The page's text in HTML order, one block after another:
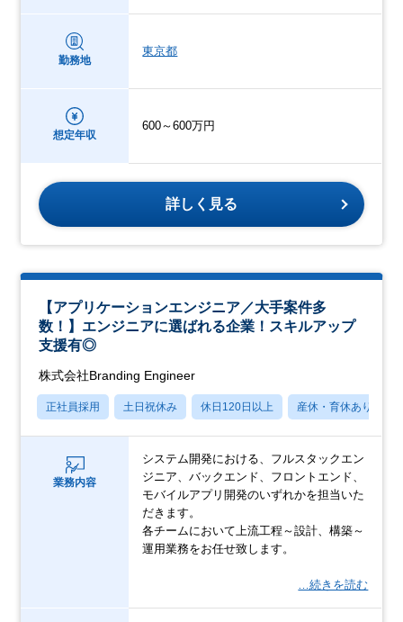
勤務地
東京都
想定年収
600～600万円
詳しく見る
【アプリケーションエンジニア／大手案件多
数！】エンジニアに選ばれる企業！スキルアップ
支援有◎
株式会社Branding Engineer
正社員採用 土日祝休み 休日120日以上 産休・育休あり
業務内容
システム開発における、フルスタックエン
ジニア、バックエンド、フロントエンド、
モバイルアプリ開発のいずれかを担当いた
だきます。
各チームにおいて上流工程～設計、構築～
運用業務をお任せ致します。
…続きを読む